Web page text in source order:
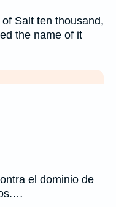
Salt ten thousand,
the name of it
el dominio de